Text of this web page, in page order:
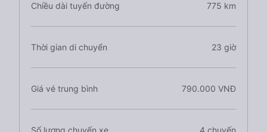
Chiều dài tuyến đường 775 km
Thời gian di chuyển 23 giờ
Giá vé trung bình 790.000 VNĐ
Số lượng chuyến xe 4 chuyến